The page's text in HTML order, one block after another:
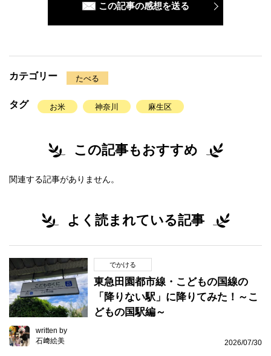
この記事の感想を送る
カテゴリー たべる
タグ お米 神奈川 麻生区
この記事もおすすめ
関連する記事がありません。
よく読まれている記事
でかける
東急田園都市線・こどもの国線の
「降りない駅」に降りてみた！～こ
どもの国駅編～
written by
石﨑絵美
2026/07/30